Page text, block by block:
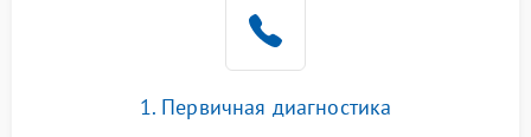
2000 ₽
Перегрев из‑за пыли,1. Первичная диагностика